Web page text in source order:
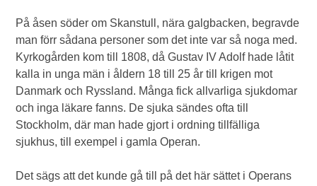
På åsen söder om Skanstull, nära galgbacken, begravde
man förr sådana personer som det inte var så noga med.
Kyrkogården kom till 1808, då Gustav IV Adolf hade låtit
kalla in unga män i åldern 18 till 25 år till krigen mot
Danmark och Ryssland. Många fick allvarliga sjukdomar
och inga läkare fanns. De sjuka sändes ofta till
Stockholm, där man hade gjort i ordning tillfälliga
sjukhus, till exempel i gamla Operan.
Det sägs att det kunde gå till på det här sättet i Operans